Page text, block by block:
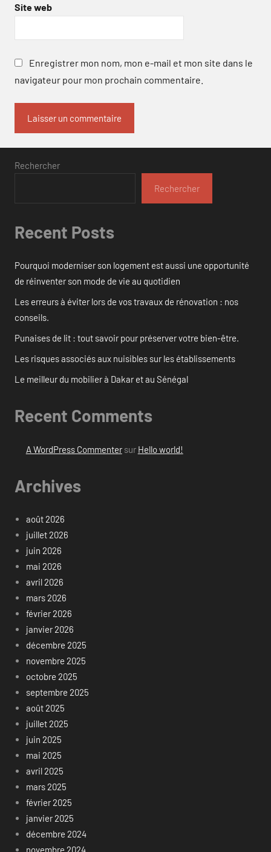
Site web
Enregistrer mon nom, mon e-mail et mon site dans le
navigateur pour mon prochain commentaire.
Rechercher
Rechercher
Recent Posts
Pourquoi moderniser son logement est aussi une opportunité
de réinventer son mode de vie au quotidien
Les erreurs à éviter lors de vos travaux de rénovation : nos
conseils.
Punaises de lit : tout savoir pour préserver votre bien-être.
Les risques associés aux nuisibles sur les établissements
Le meilleur du mobilier à Dakar et au Sénégal
Recent Comments
A WordPress Commentersur Hello world!
Archives
août 2026
juillet 2026
juin 2026
mai 2026
avril 2026
mars 2026
février 2026
janvier 2026
décembre 2025
novembre 2025
octobre 2025
septembre 2025
août 2025
juillet 2025
juin 2025
mai 2025
avril 2025
mars 2025
février 2025
janvier 2025
décembre 2024
novembre 2024